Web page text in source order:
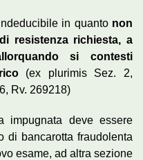
in quanto non
resistenza richiesta, a
si contesti
(ex plurimis Sez. 2,
Rv. 269218)
impugnata deve essere
di bancarotta fraudolenta
esame, ad altra sezione